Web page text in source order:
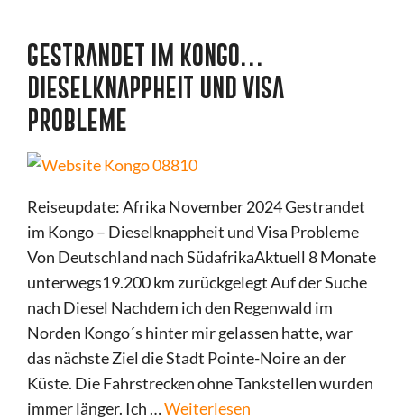
GESTRANDET IM KONGO…
DIESELKNAPPHEIT UND VISA
PROBLEME
Reiseupdate: Afrika November 2024 Gestrandet
im Kongo – Dieselknappheit und Visa Probleme
Von Deutschland nach SüdafrikaAktuell 8 Monate
unterwegs19.200 km zurückgelegt Auf der Suche
nach Diesel Nachdem ich den Regenwald im
Norden Kongo´s hinter mir gelassen hatte, war
das nächste Ziel die Stadt Pointe-Noire an der
Küste. Die Fahrstrecken ohne Tankstellen wurden
immer länger. Ich …Weiterlesen